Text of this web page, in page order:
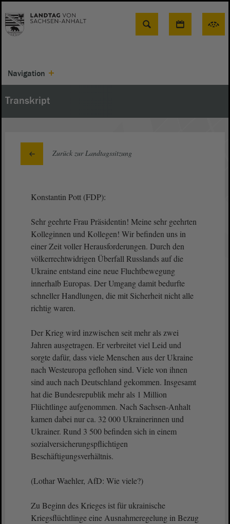
Suche
Navigation
Transkript
Zurück zur Landtagssitzung
Konstantin Pott (FDP):
Sehr geehrte Frau Präsidentin! Meine sehr geehrten
Kolleginnen und Kollegen! Wir befinden uns in
einer Zeit voller Herausforderungen. Durch den
völkerrechtwidrigen Überfall Russlands auf die
Ukraine entstand eine neue Fluchtbewegung
innerhalb Europas. Der Umgang damit bedurfte
schneller Handlungen, die mit Sicherheit nicht alle
richtig waren.
Der Krieg wird inzwischen seit mehr als zwei
Jahren ausgetragen. Er verbreitet viel Leid und
sorgte dafür, dass viele Menschen aus der Ukraine
nach Westeuropa geflohen sind. Viele von ihnen
sind auch nach Deutschland gekommen. Insgesamt
hat die Bundesrepublik mehr als 1 Million
Flüchtlinge aufgenommen. Nach Sachsen-Anhalt
kamen dabei nur ca. 32 000 Ukrainerinnen und
Ukrainer. Rund 3 500 befinden sich in einem
sozialversicherungspflichtigen
Beschäftigungsverhältnis.
(Lothar Waehler, AfD: Wie viele?)
Zu Beginn des Krieges ist für ukrainische
Kriegsflüchtlinge eine Ausnahmeregelung in Bezug